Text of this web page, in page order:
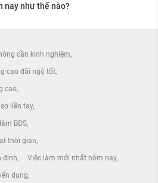
nay như thế nào?
cần kinh nghiệm
cao đãi ngộ tốt
cao
liền tay
BĐS
thời gian
định Việc làm mới nhất hôm nay
dụng